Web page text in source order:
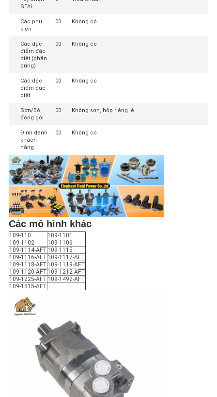
SEAL
Các phụ
kiện
00 Không có
Các đặc
điểm đặc
biệt (phần
cứng)
00 Không có
Các đặc
điểm đặc
biệt
00 Không có
Sơn/Bộ
đóng gói
00 Không sơn, hộp riêng lẻ
Định danh
khách
hàng
00 Không có
Các mô hình khác
109-110
109-1101
109-1102
109-1106
109-1114-AFT 109-1115
109-1116-AFT 109-1117-AFT
109-1118-AFT 109-1119-AFT
109-1120-AFT 109-1212-AFT
109-1225-AFT 109-1492-AFT
109-1515-AFT